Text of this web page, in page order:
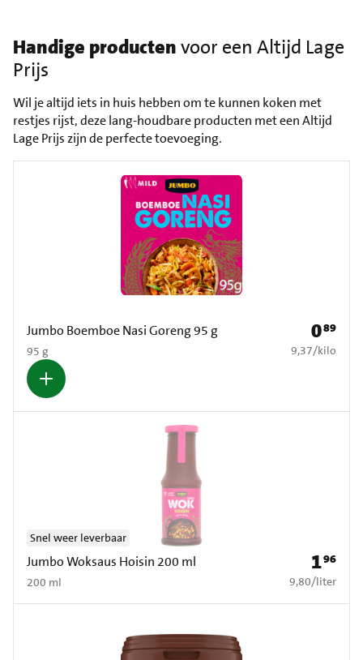
Handige productenvoor een Altijd Lage
Prijs
Wil je altijd iets in huis hebben om te kunnen koken met
restjes rijst, deze lang-houdbare producten met een Altijd
Lage Prijs zijn de perfecte toevoeging.
Jumbo Boemboe Nasi Goreng 95 g
95 g
Prijs: €
089
€ 9,37 per kilo
9,37/kilo
Jumbo Woksaus Hoisin 200 ml
200 ml
Snel weer leverbaar
Prijs: €
196
€ 9,80 per liter
9,80/liter